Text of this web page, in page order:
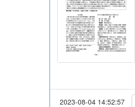
2023-08-04 14:52:57